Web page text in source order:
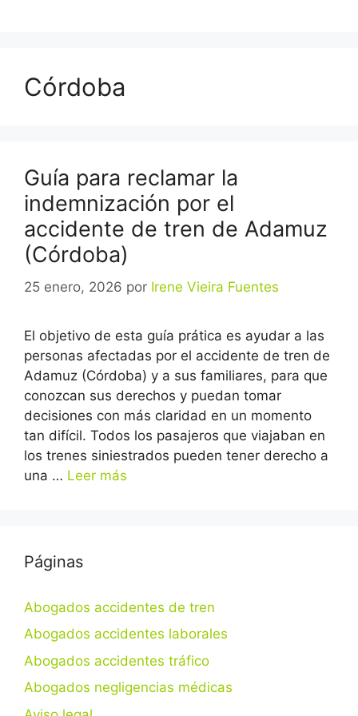
Córdoba
Guía para reclamar la
indemnización por el
accidente de tren de Adamuz
(Córdoba)
25 enero, 2026 por Irene Vieira Fuentes
El objetivo de esta guía prática es ayudar a las
personas afectadas por el accidente de tren de
Adamuz (Córdoba) y a sus familiares, para que
conozcan sus derechos y puedan tomar
decisiones con más claridad en un momento
tan difícil. Todos los pasajeros que viajaban en
los trenes siniestrados pueden tener derecho a
una … Leer más
Páginas
Abogados accidentes de tren
Abogados accidentes laborales
Abogados accidentes tráfico
Abogados negligencias médicas